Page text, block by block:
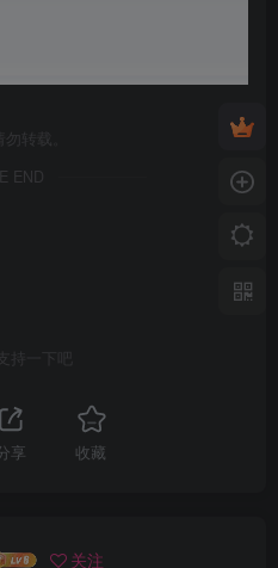
转载。
END
持一下吧
享 收藏
关注